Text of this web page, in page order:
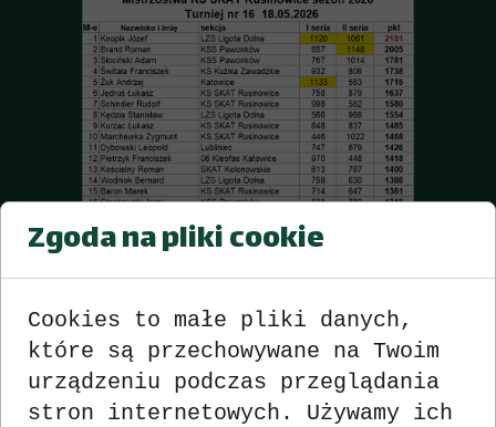
Zgoda na pliki cookie
Cookies to małe pliki danych,
które są przechowywane na Twoim
urządzeniu podczas przeglądania
stron internetowych. Używamy ich